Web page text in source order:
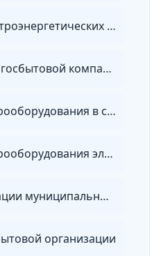
Деятельность электроэнергетических служб предприятия
Деятельность энергосбытовой компании
Диагностика электрооборудования в сетях 0,4-10 кВ
Диагностика электрооборудования электроэнергетических систем
Директор организации муниципальных электрических сетей
организации